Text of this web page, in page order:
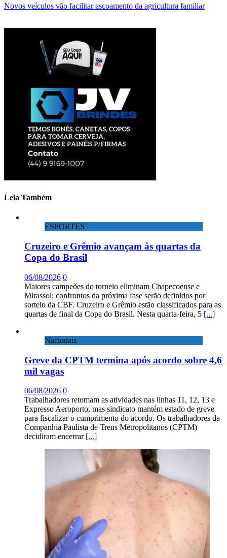
Novos veículos vão facilitar escoamento da agricultura familiar
Leia Também
ESPORTES
Cruzeiro e Grêmio avançam às quartas da
Copa do Brasil
06/08/2026 0
Maiores campeões do torneio eliminam Chapecoense e
Mirassol; confrontos da próxima fase serão definidos por
sorteio da CBF. Cruzeiro e Grêmio estão classificados para as
quartas de final da Copa do Brasil. Nesta quarta-feira, 5 [...]
Nacionais
Greve da CPTM termina após acordo sobre 4,6
mil vagas
06/08/2026 0
Trabalhadores retomam as atividades nas linhas 11, 12, 13 e
Expresso Aeroporto, mas sindicato mantém estado de greve
para fiscalizar o cumprimento do acordo. Os trabalhadores da
Companhia Paulista de Trens Metropolitanos (CPTM)
decidiram encerrar [...]